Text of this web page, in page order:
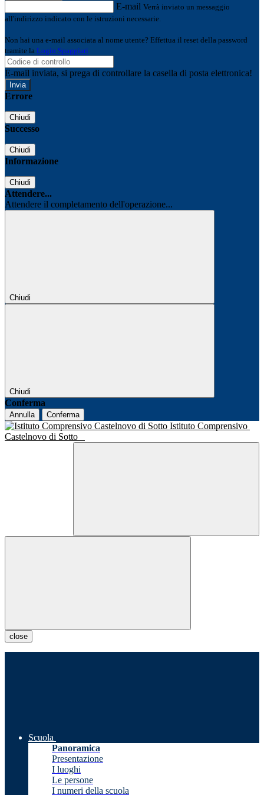
E-mail Verrà inviato un messaggio
all'indirizzo indicato con le istruzioni necessarie.
Non hai una e-mail associata al nome utente? Effettua il reset della password
tramite la Login Spaggiari
E-mail inviata, si prega di controllare la casella di posta elettronica!
Errore
Chiudi
Successo
Chiudi
Informazione
Chiudi
Attendere...
Attendere il completamento dell'operazione...
Chiudi
Chiudi
Conferma
Annulla Conferma
Istituto Comprensivo
Castelnovo di Sotto
close
Scuola
Panoramica
Presentazione
I luoghi
Le persone
I numeri della scuola